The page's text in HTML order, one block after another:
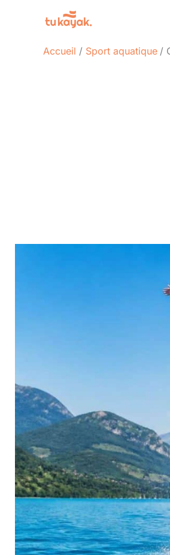
Accueil Sport aquatique